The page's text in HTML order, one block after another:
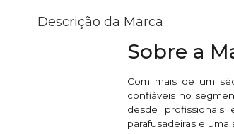
Descrição da Marca
Sobre a
Com mais de um
confiáveis no
desde profissionais
parafusadeiras e